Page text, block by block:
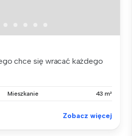
chce się wracać każdego
Mieszkanie 43 m²
Zobacz więcej